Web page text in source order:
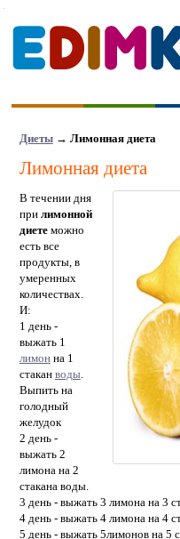
Диеты→ Лимонная диета
Лимонная диета
В течении дня
при лимонной
диетеможно
есть все
продукты, в
умеренных
количествах.
И:
1 день -
выжать 1
лимонна 1
стакан воды.
Выпить на
голодный
желудок
2 день -
выжать 2
лимона на 2
стакана воды.
3 день - выжать 3 лимона на 3
4 день - выжать 4 лимона на 4
5 день - выжать 5лимонов на 5